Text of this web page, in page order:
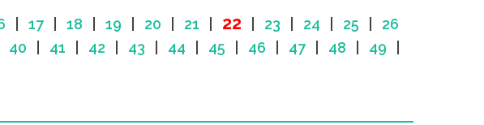
17| 18 19 20 21 22 23 24 25
26
40 41 42 43 44 45 46 47| 48 49